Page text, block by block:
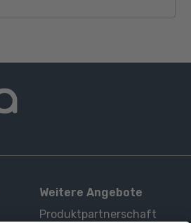
Weitere Angebote
Produktpartnerschaft